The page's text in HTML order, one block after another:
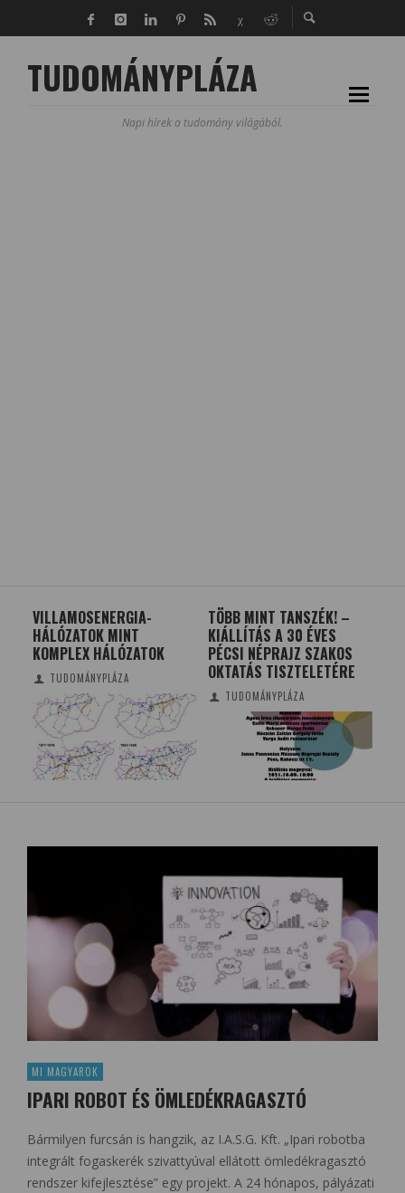
TUDOMÁNYPLÁZA
Napi hírek a tudomány világából.
VILLAMOSENERGIA-
HÁLÓZATOK MINT
KOMPLEX HÁLÓZATOK
TUDOMÁNYPLÁZA
TÖBB MINT TANSZÉK! –
KIÁLLÍTÁS A 30 ÉVES
PÉCSI NÉPRAJZ SZAKOS
OKTATÁS TISZTELETÉRE
TUDOMÁNYPLÁZA
MI MAGYAROK
IPARI ROBOT ÉS ÖMLEDÉKRAGASZTÓ
Bármilyen furcsán is hangzik, az I.A.S.G. Kft. „Ipari robotba
integrált fogaskerék szivattyúval ellátott ömledékragasztó
rendszer kifejlesztése” egy projekt. A 24 hónapos, pályázati